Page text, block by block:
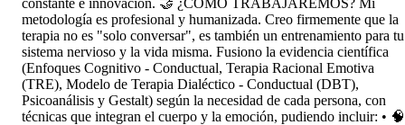
constante e innovación. 🤝 ¿CÓMO TRABAJAREMOS? Mi
metodología es profesional y humanizada. Creo firmemente que la
terapia no es "solo conversar", es también un entrenamiento para tu
sistema nervioso y la vida misma. Fusiono la evidencia científica
(Enfoques Cognitivo - Conductual, Terapia Racional Emotiva
(TRE), Modelo de Terapia Dialéctico - Conductual (DBT),
Psicoanálisis y Gestalt) según la necesidad de cada persona, con
técnicas que integran el cuerpo y la emoción, pudiendo incluir: • 🧠